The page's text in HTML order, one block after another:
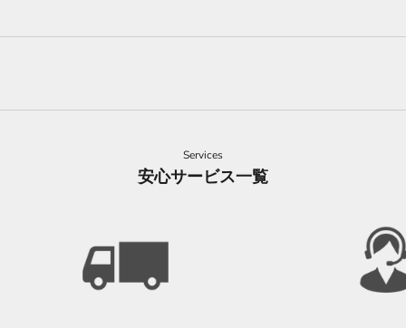
Services
安心サービス一覧